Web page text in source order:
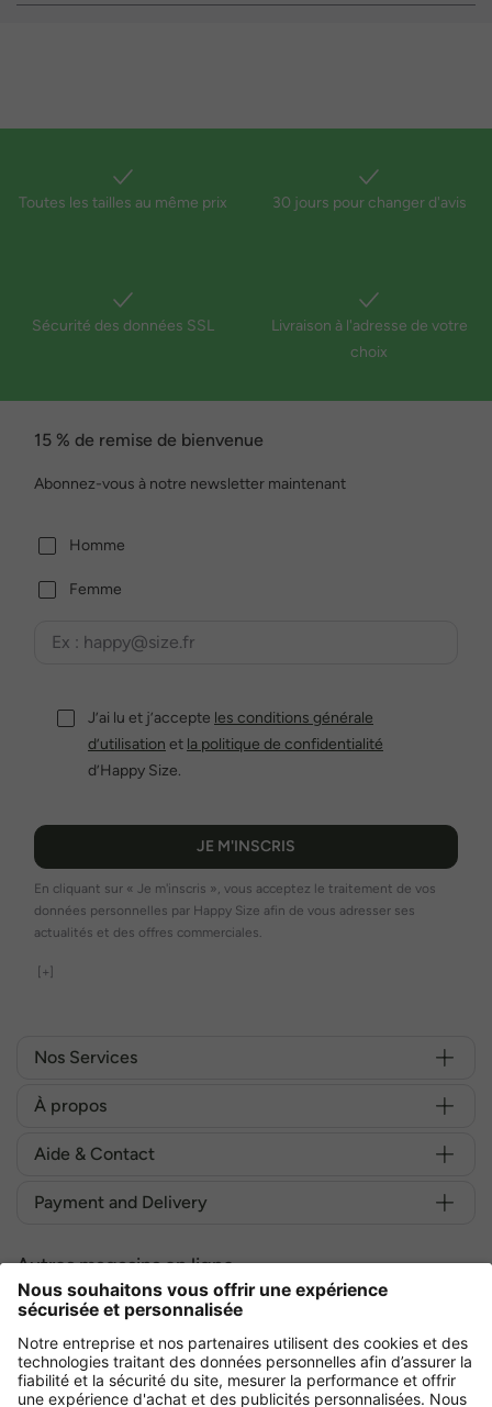
Toutes les tailles au même prix 30 jours pour changer d'avis
Sécurité des données SSL
Livraison à l'adresse de votre
choix
15 % de remise de bienvenue
Abonnez-vous à notre newsletter maintenant
Homme
Femme
J’ai lu et j’accepte les conditions générale
d’utilisation et la politique de confidentialité
d’Happy Size.
JE M'INSCRIS
En cliquant sur « Je m'inscris », vous acceptez le traitement de vos
données personnelles par Happy Size afin de vous adresser ses
actualités et des offres commerciales.
[+]
Nos Services
À propos
Aide & Contact
Payment and Delivery
Autres magasins en ligne
France